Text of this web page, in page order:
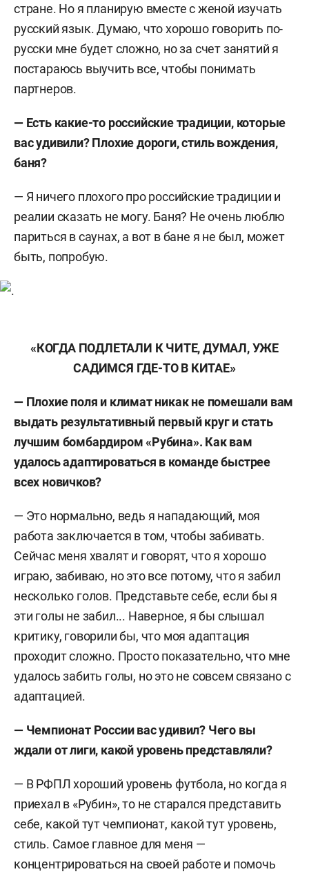
стране. Но я планирую вместе с женой изучать
русский язык. Думаю, что хорошо говорить по-
русски мне будет сложно, но за счет занятий я
постараюсь выучить все, чтобы понимать
партнеров.
— Есть какие-то российские традиции, которые
вас удивили? Плохие дороги, стиль вождения,
баня?
— Я ничего плохого про российские традиции и
реалии сказать не могу. Баня? Не очень люблю
париться в саунах, а вот в бане я не был, может
быть, попробую.
«КОГДА ПОДЛЕТАЛИ К ЧИТЕ, ДУМАЛ, УЖЕ
САДИМСЯ ГДЕ-ТО В КИТАЕ»
— Плохие поля и климат никак не помешали вам
выдать результативный первый круг и стать
лучшим бомбардиром «Рубина». Как вам
удалось адаптироваться в команде быстрее
всех новичков?
— Это нормально, ведь я нападающий, моя
работа заключается в том, чтобы забивать.
Сейчас меня хвалят и говорят, что я хорошо
играю, забиваю, но это все потому, что я забил
несколько голов. Представьте себе, если бы я
эти голы не забил... Наверное, я бы слышал
критику, говорили бы, что моя адаптация
проходит сложно. Просто показательно, что мне
удалось забить голы, но это не совсем связано с
адаптацией.
— Чемпионат России вас удивил? Чего вы
ждали от лиги, какой уровень представляли?
— В РФПЛ хороший уровень футбола, но когда я
приехал в «Рубин», то не старался представить
себе, какой тут чемпионат, какой тут уровень,
стиль. Самое главное для меня —
концентрироваться на своей работе и помочь